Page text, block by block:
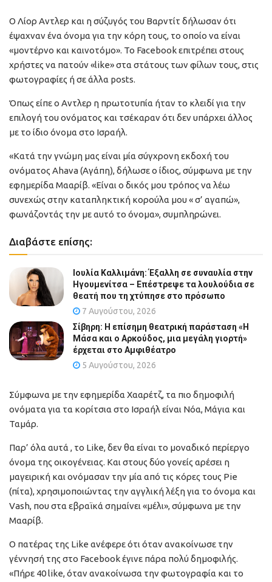
Ο Λίορ Αντλερ και η σύζυγός του Βαρντίτ δήλωσαν ότι
έψαχναν ένα όνομα για την κόρη τους, το οποίο να είναι
«μοντέρνο και καινοτόμο». Το Facebook επιτρέπει στους
χρήστες να πατούν «like» στα στάτους των φίλων τους, στις
φωτογραφίες ή σε άλλα posts.
Όπως είπε ο Αντλερ η πρωτοτυπία ήταν το κλειδί για την
επιλογή του ονόματος και τσέκαραν ότι δεν υπάρχει άλλος
με το ίδιο όνομα στο Ισραήλ.
«Κατά την γνώμη μας είναι μία σύγχρονη εκδοχή του
ονόματος Ahava (Αγάπη), δήλωσε ο ίδιος, σύμφωνα με την
εφημερίδα Μααρίβ. «Είναι ο δικός μου τρόπος να λέω
συνεχώς στην καταπληκτική κορούλα μου « σ’ αγαπώ»,
φωνάζοντάς την με αυτό το όνομα», συμπληρώνει.
Διαβάστε επίσης:
Ιουλία Καλλιμάνη: Έξαλλη σε συναυλία στην
Ηγουμενίτσα – Επέστρεψε τα λουλούδια σε
θεατή που τη χτύπησε στο πρόσωπο
7 Αυγούστου, 2026
Σίβηρη: Η επίσημη θεατρική παράσταση «Η
Μάσα και ο Αρκούδος, μια μεγάλη γιορτή»
έρχεται στο Αμφιθέατρο
5 Αυγούστου, 2026
Σύμφωνα με την εφημερίδα Χααρέτζ, τα πιο δημοφιλή
ονόματα για τα κορίτσια στο Ισραήλ είναι Νόα, Μάγια και
Ταμάρ.
Παρ’ όλα αυτά , το Like, δεν θα είναι το μοναδικό περίεργο
όνομα της οικογένειας. Και στους δύο γονείς αρέσει η
μαγειρική και ονόμασαν την μία από τις κόρες τους Pie
(πίτα), χρησιμοποιώντας την αγγλική λέξη για το όνομα και
Vash, που στα εβραϊκά σημαίνει «μέλι», σύμφωνα με την
Μααρίβ.
Ο πατέρας της Like ανέφερε ότι όταν ανακοίνωσε την
γέννησή της στο Facebook έγινε πάρα πολύ δημοφιλής.
«Πήρε 40 like, όταν ανακοίνωσα την φωτογραφία και το